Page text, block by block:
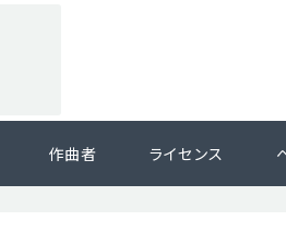
作曲者 ライセンス